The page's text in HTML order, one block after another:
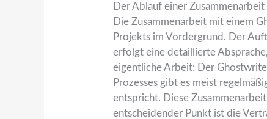
Der Ablauf einer Zusammenarbeit
Die Zusammenarbeit mit einem
Projekts im Vordergrund. Der
erfolgt eine detaillierte
eigentliche Arbeit: Der
Prozesses gibt es meist
entspricht. Diese
entscheidender Punkt ist die